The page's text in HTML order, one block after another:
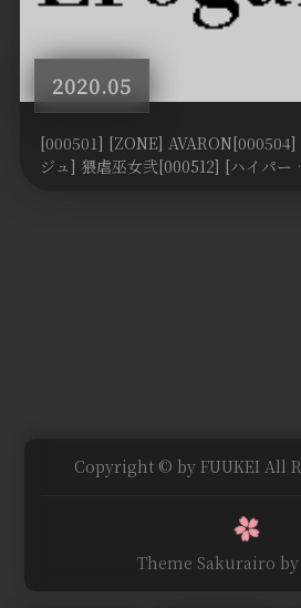
个人动态
科技相关
动画
其他
2020.05
[000501] [ZONE] AVARON[000504]
ジュ] 猥虐巫女弐[000512] [ハイパ
Copyright © by FUUKEI All
Theme Sakurairo